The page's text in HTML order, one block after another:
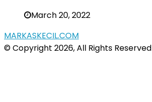
March 20, 2022
MARKASKECIL.COM
© Copyright 2026, All Rights Reserved